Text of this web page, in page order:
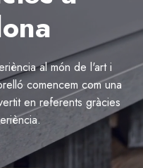
al món de l'art i
comencem com una
en referents gràcies